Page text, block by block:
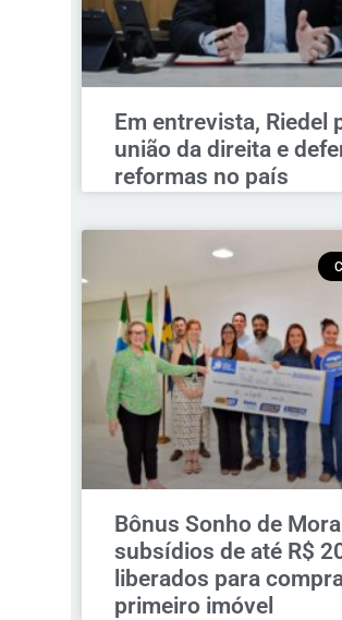
Em entrevista, Riedel
união da direita e
reformas no país
Bônus Sonho de
subsídios de até R$
liberados para
primeiro imóvel